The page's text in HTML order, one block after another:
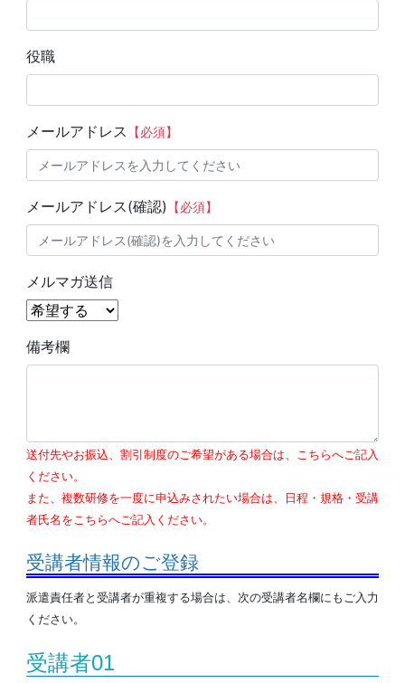
役職
メールアドレス 【必須】
メールアドレス(確認) 【必須】
メルマガ送信
備考欄
送付先やお振込、割引制度のご希望がある場合は、こちらへご記入
ください。
また、複数研修を一度に申込みされたい場合は、日程・規格・受講
者氏名をこちらへご記入ください。
受講者情報のご登録
派遣責任者と受講者が重複する場合は、次の受講者名欄にもご入力
ください。
受講者01